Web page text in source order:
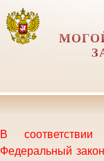
В
Федеральный